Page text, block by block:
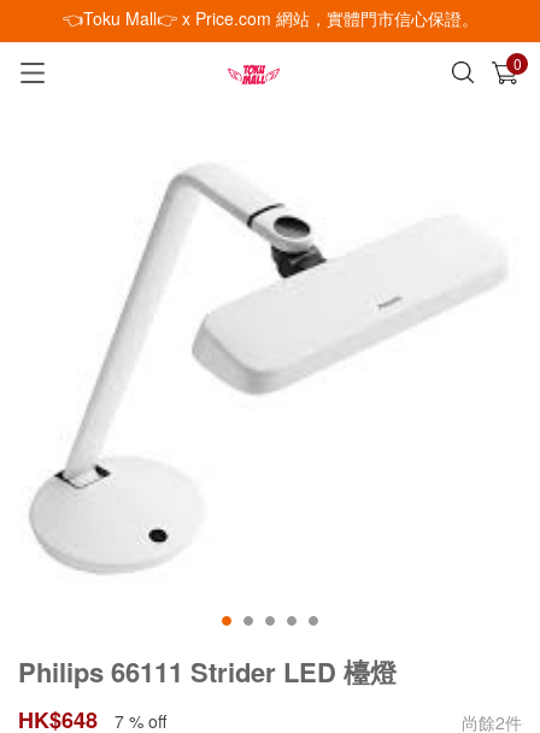
👈Toku Mall👉 x Price.com 網站，實體門市信心保證。
0
已加入購物車 查看
Philips 66111 Strider LED 檯燈
HK$648 7 % off 尚餘2件